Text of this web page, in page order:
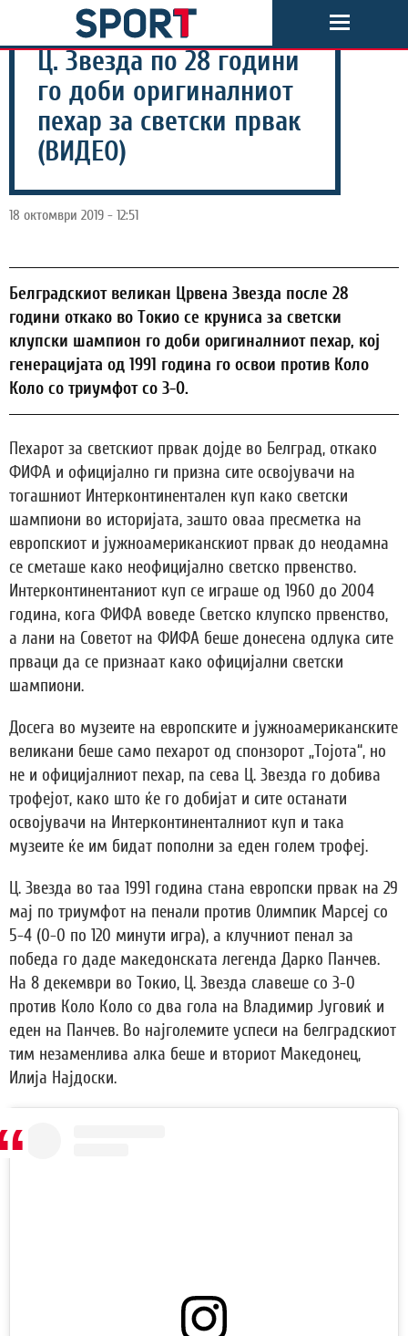
Ц. Звезда по 28 години
го доби оригиналниот
пехар за светски првак
(ВИДЕО)
18 октомври 2019 - 12:51
Белградскиот великан Црвена Звезда после 28
години откако во Токио се круниса за светски
клупски шампион го доби оригиналниот пехар, кој
генерацијата од 1991 година го освои против Коло
Коло со триумфот со 3-0.
Пехарот за светскиот првак дојде во Белград, откако
ФИФА и официјално ги призна сите освојувачи на
тогашниот Интерконтинентален куп како светски
шампиони во историјата, зашто оваа пресметка на
европскиот и јужноамериканскиот првак до неодамна
се сметаше како неофицијално светско првенство.
Интерконтинентаниот куп се играше од 1960 до 2004
година, кога ФИФА воведе Светско клупско првенство,
а лани на Советот на ФИФА беше донесена одлука сите
прваци да се признаат како официјални светски
шампиони.
Досега во музеите на европските и јужноамериканските
великани беше само пехарот од спонзорот „Тојота“, но
не и официјалниот пехар, па сева Ц. Звезда го добива
трофејот, како што ќе го добијат и сите останати
освојувачи на Интерконтиненталниот куп и така
музеите ќе им бидат пополни за еден голем трофеј.
Ц. Звезда во таа 1991 година стана европски првак на 29
мај по триумфот на пенали против Олимпик Марсеј со
5-4 (0-0 по 120 минути игра), а клучниот пенал за
победа го даде македонската легенда Дарко Панчев.
На 8 декември во Токио, Ц. Звезда славеше со 3-0
против Коло Коло со два гола на Владимир Југовиќ и
еден на Панчев. Во најголемите успеси на белградскиот
тим незаменлива алка беше и вториот Македонец,
Илија Најдоски.